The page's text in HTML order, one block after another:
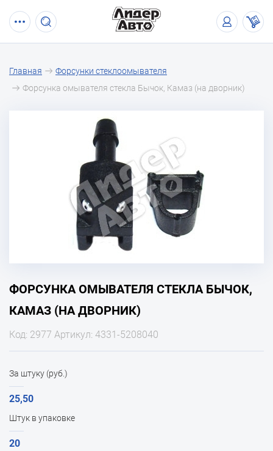
Главная
Форсунки стеклоомывателя
Форсунка омывателя стекла Бычок, Камаз (на дворник)
ФОРСУНКА ОМЫВАТЕЛЯ СТЕКЛА БЫЧОК,
КАМАЗ (НА ДВОРНИК)
Код: 2977 Артикул: 4331-5208040
За штуку (руб.)
25,50
Штук в упаковке
20